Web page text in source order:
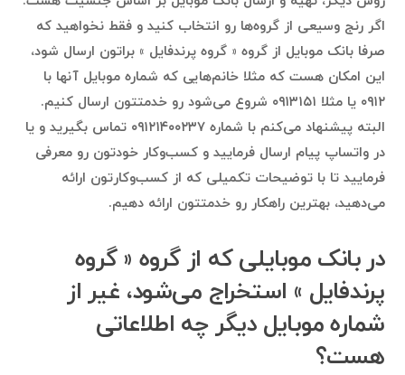
اگر رنج وسیعی از گروه‌ها رو انتخاب کنید و فقط نخواهید که
صرفا بانک موبایل از گروه ‌« گروه پرندفایل » براتون ارسال شود،
این امکان هست که مثلا خانم‌هایی که شماره موبایل آنها با
۰۹۱۲ یا مثلا ۰۹۱۳۱۵۱ شروع می‌شود رو خدمتتون ارسال کنیم.
البته پیشنهاد می‌کنم با شماره ۰۹۱۲۱۴۰۰۲۳۷ تماس بگیرید و یا
در واتساپ پیام ارسال فرمایید و کسب‌وکار خودتون رو معرفی
فرمایید تا با توضیحات تکمیلی که از کسب‌وکارتون ارائه
می‌دهید، بهترین راهکار رو خدمتتون ارائه دهیم.
در بانک موبایلی که از گروه ‌« گروه
پرندفایل » استخراج می‌شود، غیر از
شماره موبایل دیگر چه اطلاعاتی
هست؟